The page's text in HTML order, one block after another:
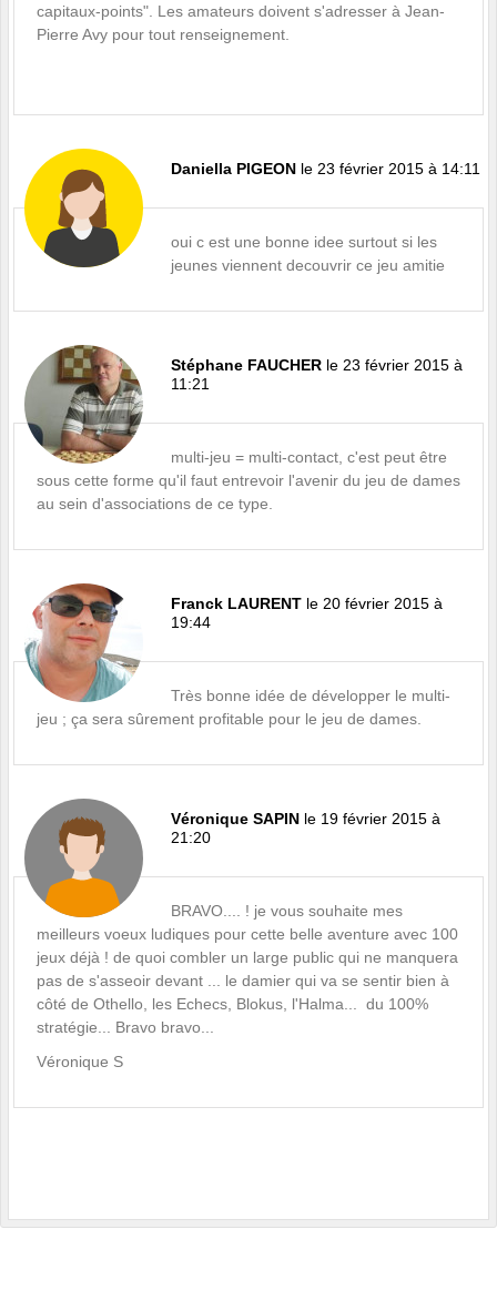
capitaux-points". Les amateurs doivent s'adresser à Jean-
Pierre Avy pour tout renseignement.
Daniella PIGEON le 23 février 2015 à 14:11
oui c est une bonne idee surtout si les
jeunes viennent decouvrir ce jeu amitie
Stéphane FAUCHER le 23 février 2015 à
11:21
multi-jeu = multi-contact, c'est peut être
sous cette forme qu'il faut entrevoir l'avenir du jeu de dames
au sein d'associations de ce type.
Franck LAURENT le 20 février 2015 à
19:44
Très bonne idée de développer le multi-
jeu ; ça sera sûrement profitable pour le jeu de dames.
Véronique SAPIN le 19 février 2015 à
21:20
BRAVO.... ! je vous souhaite mes
meilleurs voeux ludiques pour cette belle aventure avec 100
jeux déjà ! de quoi combler un large public qui ne manquera
pas de s'asseoir devant ... le damier qui va se sentir bien à
côté de Othello, les Echecs, Blokus, l'Halma... du 100%
stratégie... Bravo bravo...
Véronique S